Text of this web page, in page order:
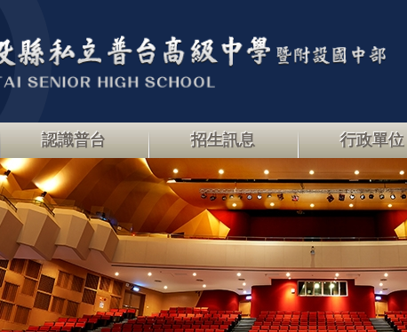
認識普台 招生訊息 行政單位